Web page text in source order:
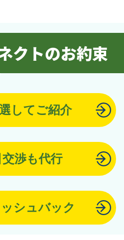
クトのお約束
してご紹介
渉も代行
シュバック